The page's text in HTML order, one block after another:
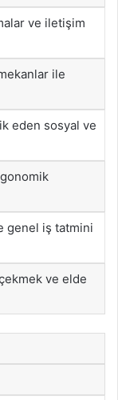
ve iletişim
ile
eden sosyal ve
genel iş tatmini
ve elde